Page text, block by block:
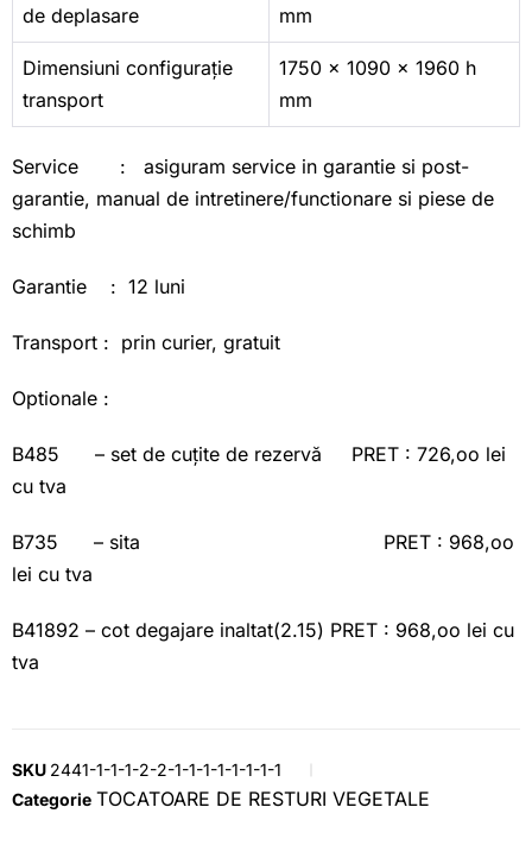
de deplasare
mm
Dimensiuni configurație
transport
1750 x 1090 x 1960 h
mm
Service : asiguram service in garantie si post-
garantie, manual de intretinere/functionare si piese de
schimb
Garantie : 12 luni
Transport : prin curier, gratuit
Optionale :
B485 – set de cuțite de rezervă PRET : 726,oo lei
cu tva
B735 – sita PRET : 968,oo
lei cu tva
B41892 – cot degajare inaltat(2.15) PRET : 968,oo lei cu
tva
SKU 2441-1-1-1-2-2-1-1-1-1-1-1-1-1
Categorie TOCATOARE DE RESTURI VEGETALE